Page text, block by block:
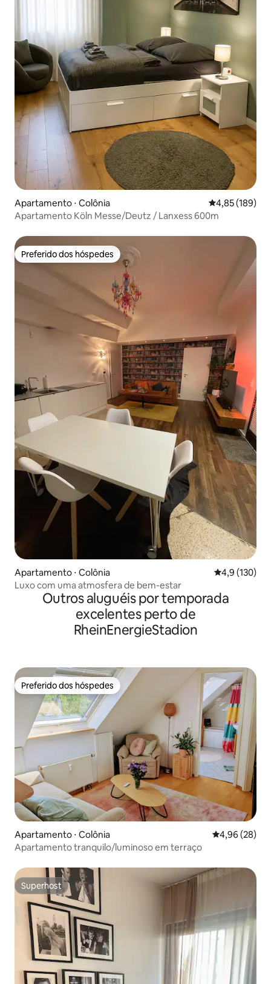
Apartamento ⋅ Colônia 4,85 de uma
4,85 (189)
Apartamento Köln Messe/Deutz / Lanxess 600m
Preferido dos hóspedes
Preferido dos hóspedes
Apartamento ⋅ Colônia 4,9 de uma
4,9 (130)
Luxo com uma atmosfera de bem-estar
Outros aluguéis por temporada
excelentes perto de
RheinEnergieStadion
Preferido dos hóspedes
Preferido dos hóspedes
Apartamento ⋅ Colônia 4,96 de uma
4,96 (28)
Apartamento tranquilo/luminoso em terraço
Superhost
Superhost